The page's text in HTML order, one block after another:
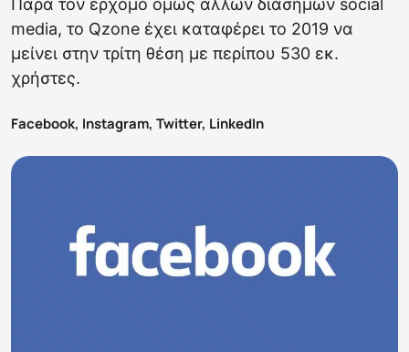
Παρά τον ερχομό όμως άλλων διάσημων social
media, το Qzone έχει καταφέρει το 2019 να
μείνει στην τρίτη θέση με περίπου 530 εκ.
χρήστες.
Facebook, Instagram, Twitter, LinkedIn